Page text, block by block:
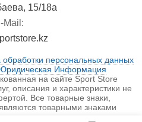
15/18а
Mail:
обработки персональных данных
Информация
на сайте Sport Store
описания и характеристики не
Все товарные знаки,
товарными знаками
исключительно в